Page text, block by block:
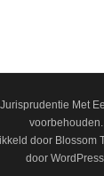
Jurisprudentie Met
voorbehouden.
door Blossom
door WordPress.